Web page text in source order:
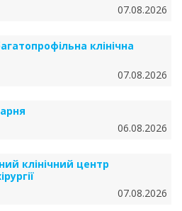
07.08.2026
клінічна
07.08.2026
06.08.2026
клінічний центр
07.08.2026